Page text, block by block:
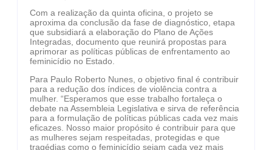
Com a realização da quinta oficina, o projeto se
aproxima da conclusão da fase de diagnóstico, etapa
que subsidiará a elaboração do Plano de Ações
Integradas, documento que reunirá propostas para
aprimorar as políticas públicas de enfrentamento ao
feminicídio no Estado.
Para Paulo Roberto Nunes, o objetivo final é contribuir
para a redução dos índices de violência contra a
mulher. “Esperamos que esse trabalho fortaleça o
debate na Assembleia Legislativa e sirva de referência
para a formulação de políticas públicas cada vez mais
eficazes. Nosso maior propósito é contribuir para que
as mulheres sejam respeitadas, protegidas e que
tragédias como o feminicídio sejam cada vez mais